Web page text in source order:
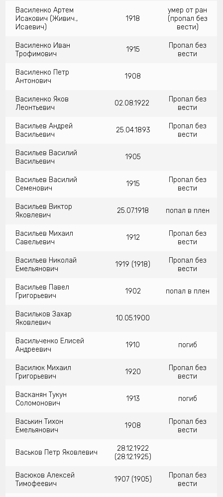
Василенко Артем
Исакович (Живич.,
Исаевич)
1918
умер от ран
(пропал без
вести)
Василенко Иван
Трофимович
1915
Пропал без
вести
Василенко Петр
Антонович
1908
Василенко Яков
Леонтьевич
02.08.1922
Пропал без
вести
Васильев Андрей
Васильевич
25.04.1893
Пропал без
вести
Васильев Василий
Васильевич
1905
Васильев Василий
Семенович
1915
Пропал без
вести
Васильев Виктор
Яковлевич
25.07.1918 попал в плен
Васильев Михаил
Савельевич
1912
Пропал без
вести
Васильев Николай
Емельянович
1919 (1918)
Пропал без
вести
Васильев Павел
Григорьевич
1902 попал в плен
Васильков Захар
Яковлевич
10.05.1900
Васильченко Елисей
Андреевич
1910 погиб
Василюк Михаил
Григорьевич
1920
Пропал без
вести
Васканян Тукун
Соломонович
1913 погиб
Васькин Тихон
Емельянович
1908
Пропал без
вести
Васьков Петр Яковлевич
28.12.1922
(28.12.1925)
Васюков Алексей
Тимофеевич
1907 (1905)
Пропал без
вести